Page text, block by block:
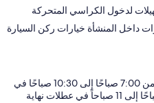
لدخول الكراسي المتحركة
داخل المنشأة خيارات ركن السيارة
يتوفر بوفيه إفطار مجاني من 7:00 صباحًا إلى 10:30 صباحًا في
أيام الأسبوع ومن 7:00 صباحًا إلى 11 صباحاً في عطلات نهاية